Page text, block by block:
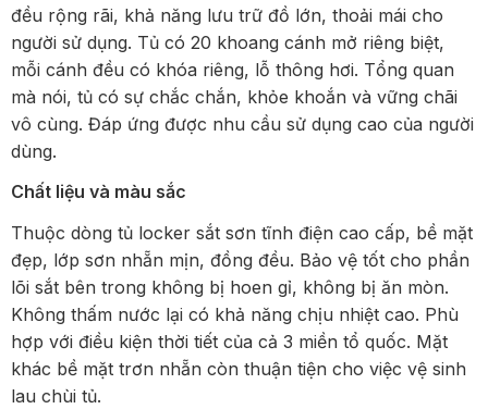
đều rộng rãi, khả năng lưu trữ đồ lớn, thoải mái cho
người sử dụng. Tủ có 20 khoang cánh mở riêng biệt,
mỗi cánh đều có khóa riêng, lỗ thông hơi. Tổng quan
mà nói, tủ có sự chắc chắn, khỏe khoắn và vững chãi
vô cùng. Đáp ứng được nhu cầu sử dụng cao của người
dùng.
Chất liệu và màu sắc
Thuộc dòng tủ locker sắt sơn tĩnh điện cao cấp, bề mặt
đẹp, lớp sơn nhẵn mịn, đồng đều. Bảo vệ tốt cho phần
lõi sắt bên trong không bị hoen gỉ, không bị ăn mòn.
Không thấm nước lại có khả năng chịu nhiệt cao. Phù
hợp với điều kiện thời tiết của cả 3 miền tổ quốc. Mặt
khác bề mặt trơn nhẵn còn thuận tiện cho việc vệ sinh
lau chùi tủ.